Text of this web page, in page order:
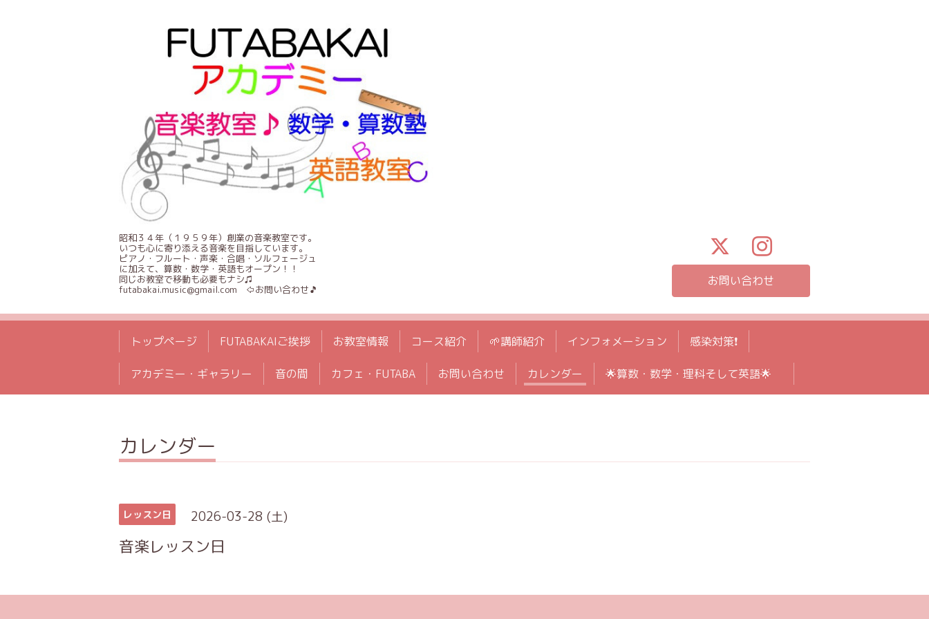
昭和３４年（１９５９年）創業の音楽教室です。
いつも心に寄り添える音楽を目指しています。
ピアノ・フルート・声楽・合唱・ソルフェージュ
に加えて、算数・数学・英語もオープン！！
同じお教室で移動も必要もナシ♫
futabakai.music@gmail.com ⇦お問い合わせ🎵
お問い合わせ
トップページ FUTABAKAIご挨拶 お教室情報 コース紹介 🌱講師紹介 インフォメーション 感染対策❗️
アカデミー・ギャラリー 音の間 カフェ・FUTABA お問い合わせ カレンダー 🌟算数・数学・理科そして英語🌟
カレンダー
レッスン日 2026-03-28 (土)
音楽レッスン日